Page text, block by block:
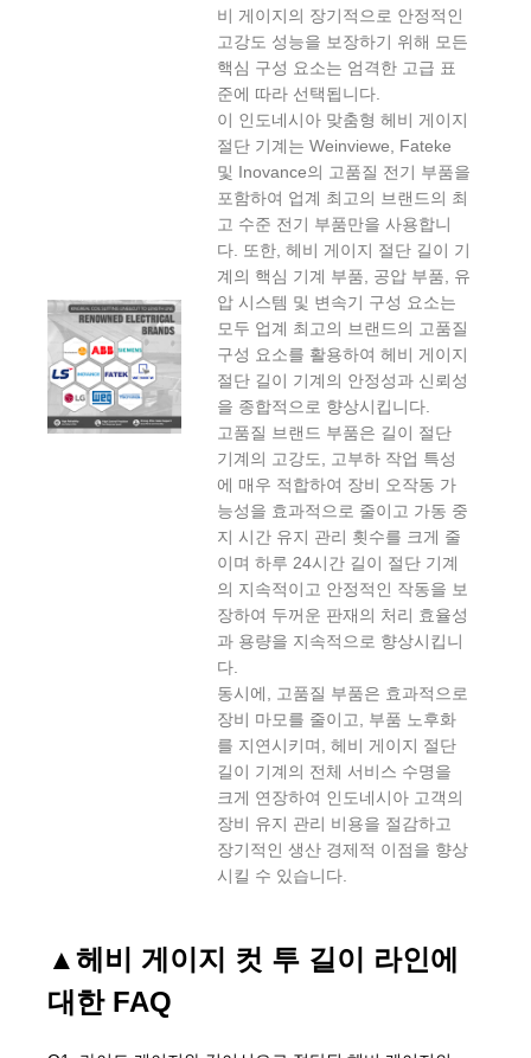
비 게이지의 장기적으로 안정적인
고강도 성능을 보장하기 위해 모든
핵심 구성 요소는 엄격한 고급 표
준에 따라 선택됩니다.
이 인도네시아 맞춤형 헤비 게이지
절단 기계는 Weinviewe, Fateke
및 Inovance의 고품질 전기 부품을
포함하여 업계 최고의 브랜드의 최
고 수준 전기 부품만을 사용합니
다. 또한, 헤비 게이지 절단 길이 기
계의 핵심 기계 부품, 공압 부품, 유
압 시스템 및 변속기 구성 요소는
모두 업계 최고의 브랜드의 고품질
구성 요소를 활용하여 헤비 게이지
절단 길이 기계의 안정성과 신뢰성
을 종합적으로 향상시킵니다.
고품질 브랜드 부품은 길이 절단
기계의 고강도, 고부하 작업 특성
에 매우 적합하여 장비 오작동 가
능성을 효과적으로 줄이고 가동 중
지 시간 유지 관리 횟수를 크게 줄
이며 하루 24시간 길이 절단 기계
의 지속적이고 안정적인 작동을 보
장하여 두꺼운 판재의 처리 효율성
과 용량을 지속적으로 향상시킵니
다.
동시에, 고품질 부품은 효과적으로
장비 마모를 줄이고, 부품 노후화
를 지연시키며, 헤비 게이지 절단
길이 기계의 전체 서비스 수명을
크게 연장하여 인도네시아 고객의
장비 유지 관리 비용을 절감하고
장기적인 생산 경제적 이점을 향상
시킬 수 있습니다.
▲헤비 게이지 컷 투 길이 라인에
대한 FAQ